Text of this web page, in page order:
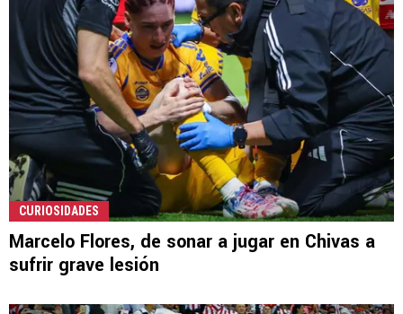
CURIOSIDADES
Marcelo Flores, de sonar a jugar en Chivas a
sufrir grave lesión